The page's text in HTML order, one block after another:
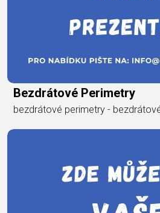
Bezdrátové Perimetry
bezdrátové perimetry -